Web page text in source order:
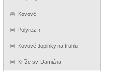
Kovové
Polyrezín
Kovové doplnky na truhlu
Kríže sv. Damiána